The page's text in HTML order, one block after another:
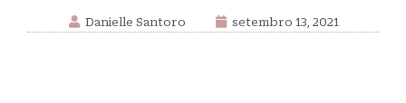
Danielle Santoro setembro 13, 2021